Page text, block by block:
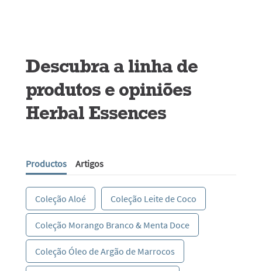
Descubra a linha de
produtos e opiniões
Herbal Essences
Productos Artigos
Coleção Aloé Coleção Leite de Coco
Coleção Morango Branco & Menta Doce
Coleção Óleo de Argão de Marrocos